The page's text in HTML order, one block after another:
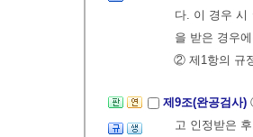
다. 이 경우 시
을 받은 경우
② 제1항의 규
제9조(완공검사)
고 인정받은